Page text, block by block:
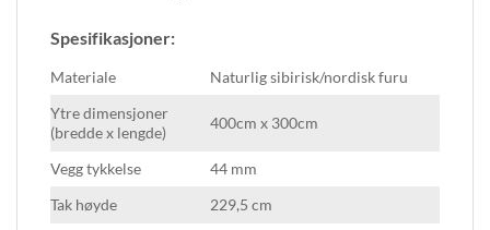
Spesifikasjoner:
Materiale
Naturlig sibirisk/nordisk furu
Ytre dimensjoner
(bredde x lengde)
400cm x 300cm
Vegg tykkelse
44 mm
Tak høyde
229,5 cm